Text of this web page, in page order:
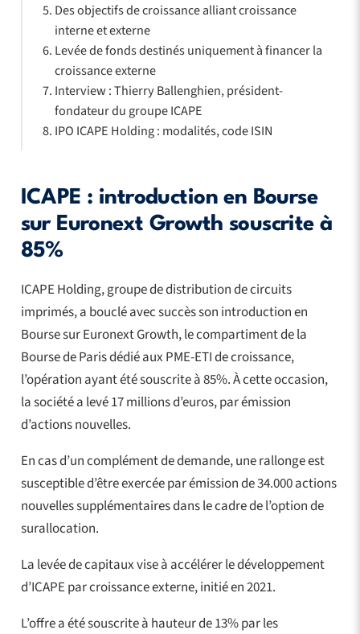
ICAPE : introduction en Bourse
sur Euronext Growth souscrite à
85%
ICAPE Holding, groupe de distribution de circuits
imprimés, a bouclé avec succès son introduction en
Bourse sur Euronext Growth, le compartiment de la
Bourse de Paris dédié aux PME-ETI de croissance,
l’opération ayant été souscrite à 85%. À cette occasion,
la société a levé 17 millions d’euros, par émission
d’actions nouvelles.
En cas d’un complément de demande, une rallonge est
susceptible d’être exercée par émission de 34.000 actions
nouvelles supplémentaires dans le cadre de l’option de
surallocation.
La levée de capitaux vise à accélérer le développement
d’ICAPE par croissance externe, initié en 2021.
L’offre a été souscrite à hauteur de 13% par les
Des objectifs de croissance alliant croissance
interne et externe
Levée de fonds destinés uniquement à financer la
croissance externe
Interview : Thierry Ballenghien, président-
fondateur du groupe ICAPE
IPO ICAPE Holding : modalités, code ISIN